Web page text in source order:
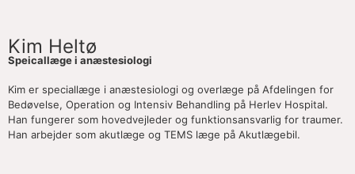
Kim Heltø
Speicallæge i anæstesiologi
Kim er speciallæge i anæstesiologi og overlæge på Afdelingen for
Bedøvelse, Operation og Intensiv Behandling på Herlev Hospital.
Han fungerer som hovedvejleder og funktionsansvarlig for traumer.
Han arbejder som akutlæge og TEMS læge på Akutlægebil.